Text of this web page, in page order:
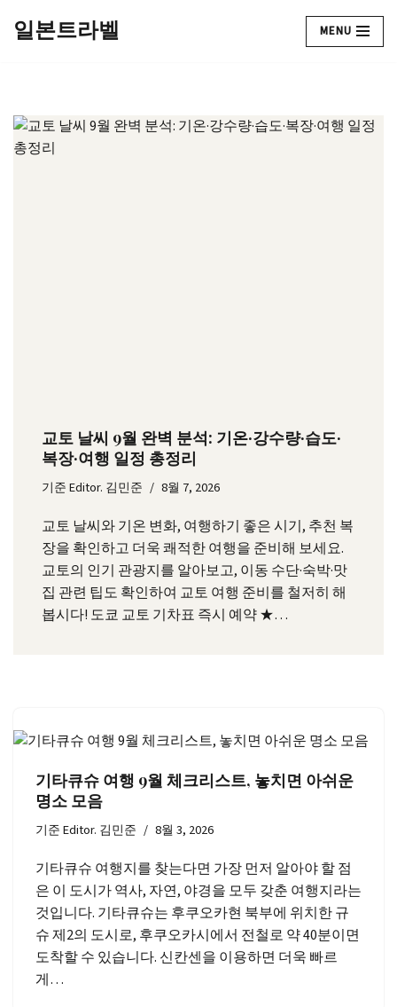
로
너
일본트라벨 MENU
교토 날씨 9월 완벽 분석: 기온·강수량·습도·
복장·여행 일정 총정리
기준Editor. 김민준 8월 7, 2026
교토 날씨와 기온 변화, 여행하기 좋은 시기, 추천 복
장을 확인하고 더욱 쾌적한 여행을 준비해 보세요.
교토의 인기 관광지를 알아보고, 이동 수단·숙박·맛
집 관련 팁도 확인하여 교토 여행 준비를 철저히 해
봅시다! 도쿄 교토 기차표 즉시 예약 ★…
기타큐슈 여행 9월 체크리스트, 놓치면 아쉬운
명소 모음
기준Editor. 김민준 8월 3, 2026
기타큐슈 여행지를 찾는다면 가장 먼저 알아야 할 점
은 이 도시가 역사, 자연, 야경을 모두 갖춘 여행지라는
것입니다. 기타큐슈는 후쿠오카현 북부에 위치한 규
슈 제2의 도시로, 후쿠오카시에서 전철로 약 40분이면
도착할 수 있습니다. 신칸센을 이용하면 더욱 빠르
게…